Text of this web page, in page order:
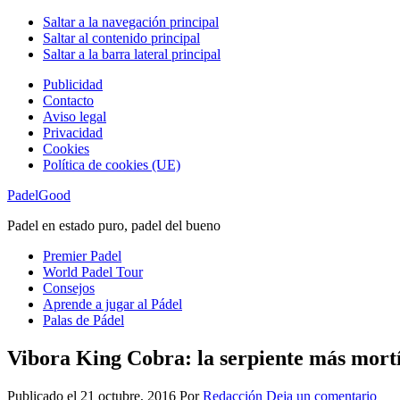
Saltar a la navegación principal
Saltar al contenido principal
Saltar a la barra lateral principal
Publicidad
Contacto
Aviso legal
Privacidad
Cookies
Política de cookies (UE)
PadelGood
Padel en estado puro, padel del bueno
Premier Padel
World Padel Tour
Consejos
Aprende a jugar al Pádel
Palas de Pádel
Vibora King Cobra: la serpiente más
Publicado el 21 octubre, 2016 PorRedacción Deja un comentario